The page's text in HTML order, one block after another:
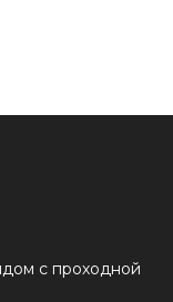
с проходной